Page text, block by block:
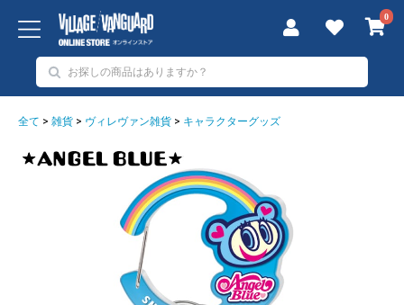
0
全て > 雑貨 > ヴィレヴァン雑貨 > キャラクターグッズ